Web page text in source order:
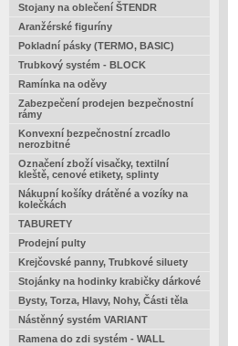
Stojany na oblečení ŠTENDR
Aranžérské figuríny
Pokladní pásky (TERMO, BASIC)
Trubkový systém - BLOCK
Ramínka na oděvy
Zabezpečení prodejen bezpečnostní
rámy
Konvexní bezpečnostní zrcadlo
nerozbitné
Označení zboží visačky, textilní
kleště, cenové etikety, splinty
Nákupní košíky drátěné a vozíky na
kolečkách
TABURETY
Prodejní pulty
Krejčovské panny, Trubkové siluety
Stojánky na hodinky krabičky dárkové
Bysty, Torza, Hlavy, Nohy, Části těla
Nástěnný systém VARIANT
Ramena do zdi systém - WALL